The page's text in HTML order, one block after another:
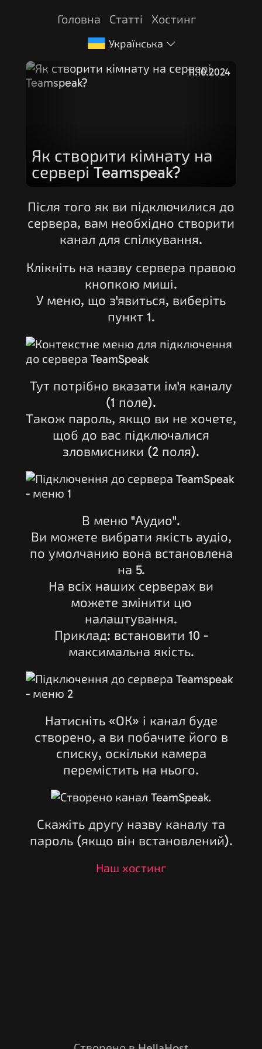
Головна Статті Хостинг
Українська
Як створити кімнату на
сервері Teamspeak?
11.10.2024
Після того як ви підключилися до
сервера, вам необхідно створити
канал для спілкування.
Клікніть на назву сервера правою
кнопкою миші.
У меню, що з'явиться, виберіть
пункт 1.
Тут потрібно вказати ім'я каналу
(1 поле).
Також пароль, якщо ви не хочете,
щоб до вас підключалися
зловмисники (2 поля).
В меню "Аудио".
Ви можете вибрати якість аудіо,
по умолчанию вона встановлена
на 5.
На всіх наших серверах ви
можете змінити цю
налаштування.
Приклад: встановити 10 -
максимальна якість.
Натисніть «ОК» і канал буде
створено, а ви побачите його в
списку, оскільки камера
перемістить на нього.
Скажіть другу назву каналу та
пароль (якщо він встановлений).
Наш хостинг